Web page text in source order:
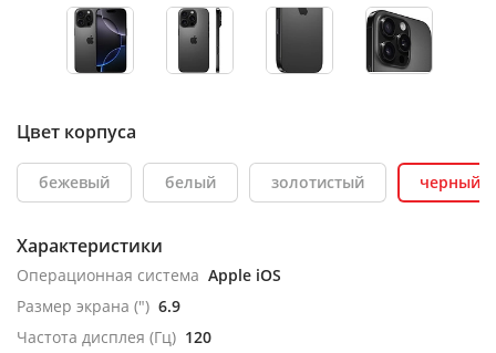
Цвет корпуса
бежевый белый золотистый черный
Характеристики
Операционная система Apple iOS
Размер экрана (") 6.9
Частота дисплея (Гц) 120